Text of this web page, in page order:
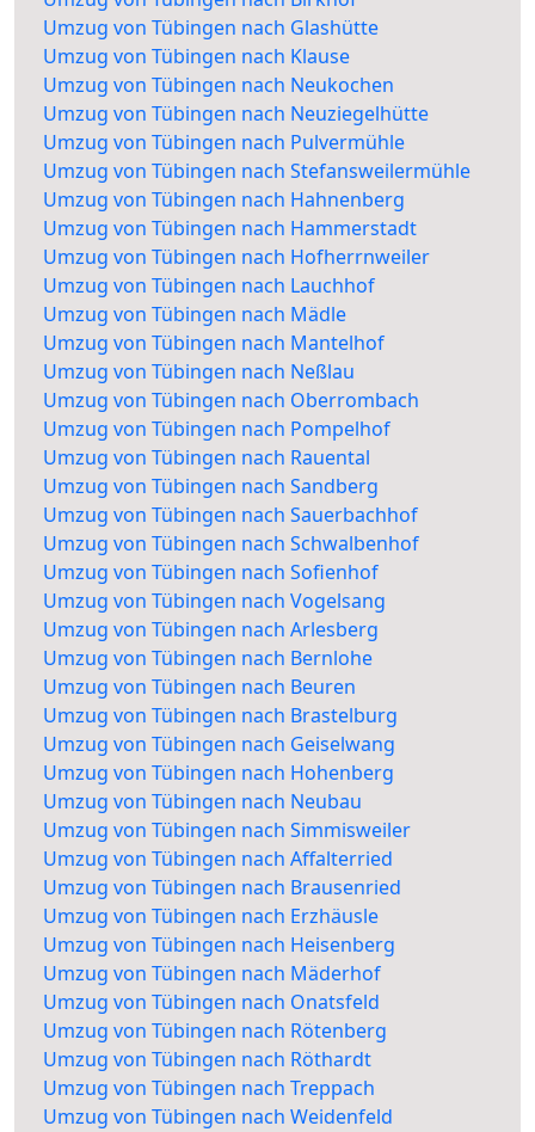
Umzug von Tübingen nach Glashütte
Umzug von Tübingen nach Klause
Umzug von Tübingen nach Neukochen
Umzug von Tübingen nach Neuziegelhütte
Umzug von Tübingen nach Pulvermühle
Umzug von Tübingen nach Stefansweilermühle
Umzug von Tübingen nach Hahnenberg
Umzug von Tübingen nach Hammerstadt
Umzug von Tübingen nach Hofherrnweiler
Umzug von Tübingen nach Lauchhof
Umzug von Tübingen nach Mädle
Umzug von Tübingen nach Mantelhof
Umzug von Tübingen nach Neßlau
Umzug von Tübingen nach Oberrombach
Umzug von Tübingen nach Pompelhof
Umzug von Tübingen nach Rauental
Umzug von Tübingen nach Sandberg
Umzug von Tübingen nach Sauerbachhof
Umzug von Tübingen nach Schwalbenhof
Umzug von Tübingen nach Sofienhof
Umzug von Tübingen nach Vogelsang
Umzug von Tübingen nach Arlesberg
Umzug von Tübingen nach Bernlohe
Umzug von Tübingen nach Beuren
Umzug von Tübingen nach Brastelburg
Umzug von Tübingen nach Geiselwang
Umzug von Tübingen nach Hohenberg
Umzug von Tübingen nach Neubau
Umzug von Tübingen nach Simmisweiler
Umzug von Tübingen nach Affalterried
Umzug von Tübingen nach Brausenried
Umzug von Tübingen nach Erzhäusle
Umzug von Tübingen nach Heisenberg
Umzug von Tübingen nach Mäderhof
Umzug von Tübingen nach Onatsfeld
Umzug von Tübingen nach Rötenberg
Umzug von Tübingen nach Röthardt
Umzug von Tübingen nach Treppach
Umzug von Tübingen nach Weidenfeld